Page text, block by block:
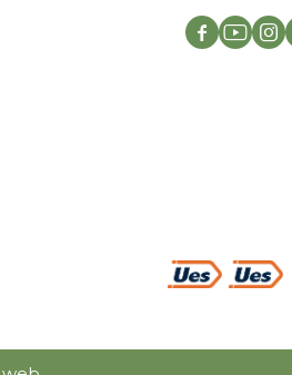
  